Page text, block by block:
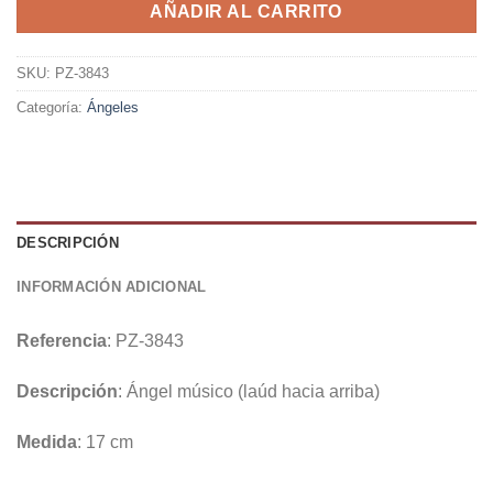
AÑADIR AL CARRITO
SKU: PZ-3843
Categoría: Ángeles
DESCRIPCIÓN
INFORMACIÓN ADICIONAL
Referencia: PZ-3843
Descripción: Ángel músico (laúd hacia arriba)
Medida: 17 cm